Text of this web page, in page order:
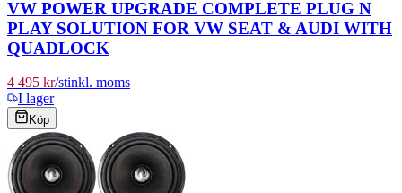
VW POWER UPGRADE COMPLETE PLUG N
PLAY SOLUTION FOR VW SEAT & AUDI WITH
QUADLOCK
4 495 kr/stinkl. moms
I lager
Köp